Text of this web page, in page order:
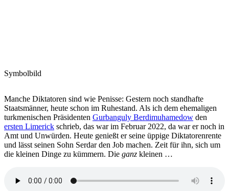
Symbolbild
Manche Diktatoren sind wie Penisse: Gestern noch standhafte
Staatsmänner, heute schon im Ruhestand. Als ich dem ehemaligen
turkmenischen Präsidenten Gurbanguly Berdimuhamedow den
ersten Limerick schrieb, das war im Februar 2022, da war er noch in
Amt und Unwürden. Heute genießt er seine üppige Diktatorenrente
und lässt seinen Sohn Serdar den Job machen. Zeit für ihn, sich um
die kleinen Dinge zu kümmern. Die ganz kleinen …